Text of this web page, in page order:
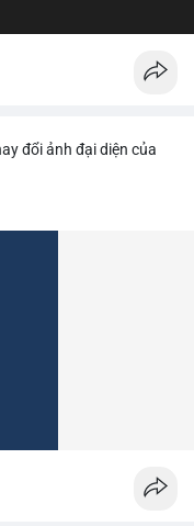
đổi ảnh đại diện của